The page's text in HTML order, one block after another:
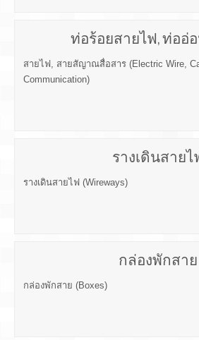
ท่อร้อยสายไฟ, ท่ออ่
สายไฟ, สายสัญาณสื่อสาร (Electric Wire,
Communication)
รางเดินสายไ
รางเดินสายไฟ (Wireways)
กล่องพักสาย
กล่องพักสาย (Boxes)